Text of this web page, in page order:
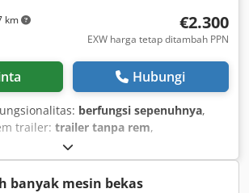
km €2.300
EXW harga tetap ditambah PPN
Hubungi
berfungsi sepenuhnya,
trailer: trailer tanpa rem,
banyak mesin bekas